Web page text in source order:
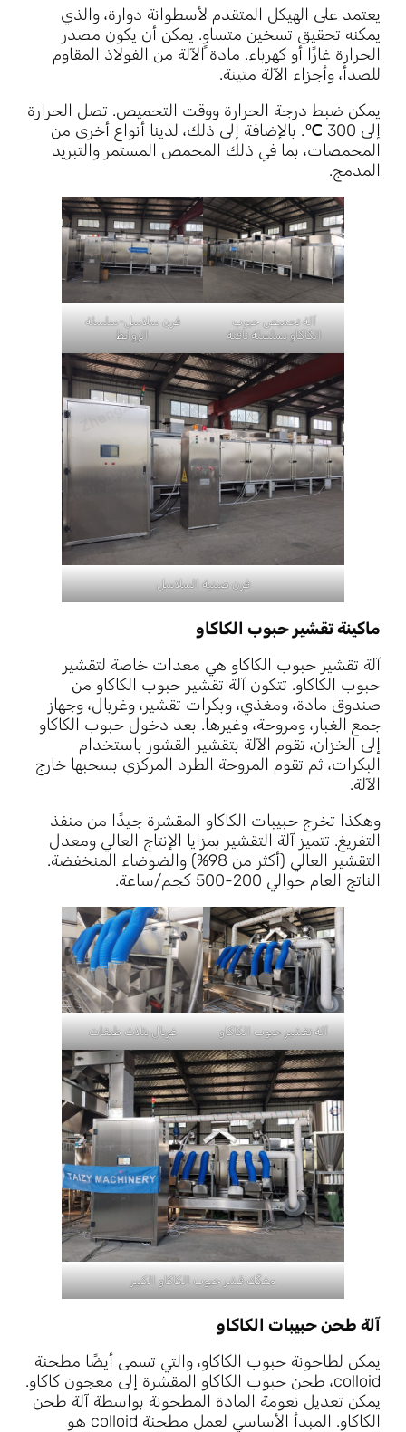
يعتمد على الهيكل المتقدم لأسطوانة دوارة، والذي
يمكنه تحقيق تسخين متساوٍ. يمكن أن يكون مصدر
الحرارة غازًا أو كهرباء. مادة الآلة من الفولاذ المقاوم
للصدأ، وأجزاء الآلة متينة.
يمكن ضبط درجة الحرارة ووقت التحميص. تصل الحرارة
إلى 300 ℃. بالإضافة إلى ذلك، لدينا أنواع أخرى من
المحمصات، بما في ذلك المحمص المستمر والتبريد
المدمج.
آلة تحميص حبوب
الكاكاو بسلسلة ناقلة
فرن سلاسل-سلسلة
الروابط
فرن صينية السلاسل
ماكينة تقشير حبوب الكاكاو
آلة تقشير حبوب الكاكاو هي معدات خاصة لتقشير
حبوب الكاكاو. تتكون آلة تقشير حبوب الكاكاو من
صندوق مادة، ومغذي، وبكرات تقشير، وغربال، وجهاز
جمع الغبار، ومروحة، وغيرها. بعد دخول حبوب الكاكاو
إلى الخزان، تقوم الآلة بتقشير القشور باستخدام
البكرات، ثم تقوم المروحة الطرد المركزي بسحبها خارج
الآلة.
وهكذا تخرج حبيبات الكاكاو المقشرة جيدًا من منفذ
التفريغ. تتميز آلة التقشير بمزايا الإنتاج العالي ومعدل
التقشير العالي (أكثر من 98%) والضوضاء المنخفضة.
الناتج العام حوالي 200-500 كجم/ساعة.
آلة تقشير حبوب الكاكاو غربال بثلاث طبقات
مفكِّك قشر حبوب الكاكاو الكبير
آلة طحن حبيبات الكاكاو
يمكن لطاحونة حبوب الكاكاو، والتي تسمى أيضًا مطحنة
colloid، طحن حبوب الكاكاو المقشرة إلى معجون كاكاو.
يمكن تعديل نعومة المادة المطحونة بواسطة آلة طحن
الكاكاو. المبدأ الأساسي لعمل مطحنة colloid هو